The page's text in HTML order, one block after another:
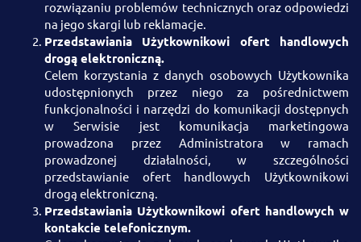
rozwiązaniu problemów technicznych oraz odpowiedzi
na jego skargi lub reklamacje.
Przedstawiania Użytkownikowi ofert handlowych
drogą elektroniczną.
Celem korzystania z danych osobowych Użytkownika
udostępnionych przez niego za pośrednictwem
funkcjonalności i narzędzi do komunikacji dostępnych
w Serwisie jest komunikacja marketingowa
prowadzona przez Administratora w ramach
prowadzonej działalności, w szczególności
przedstawianie ofert handlowych Użytkownikowi
drogą elektroniczną.
Przedstawiania Użytkownikowi ofert handlowych w
kontakcie telefonicznym.